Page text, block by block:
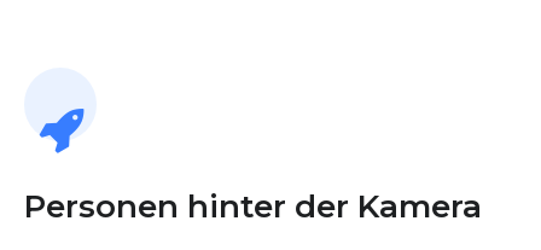
Personen hinter der Kamera